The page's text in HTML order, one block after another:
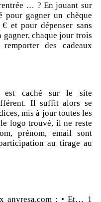
… ? En jouant sur
pour gagner un chèque
et pour dépenser sans
gagner, chaque jour trois
des cadeaux
est caché sur le site
Il suffit alors se
mis à jour toutes les
logo trouvé, il ne reste
prénom, email sont
au tirage au
anyresa.com : • Et… 1